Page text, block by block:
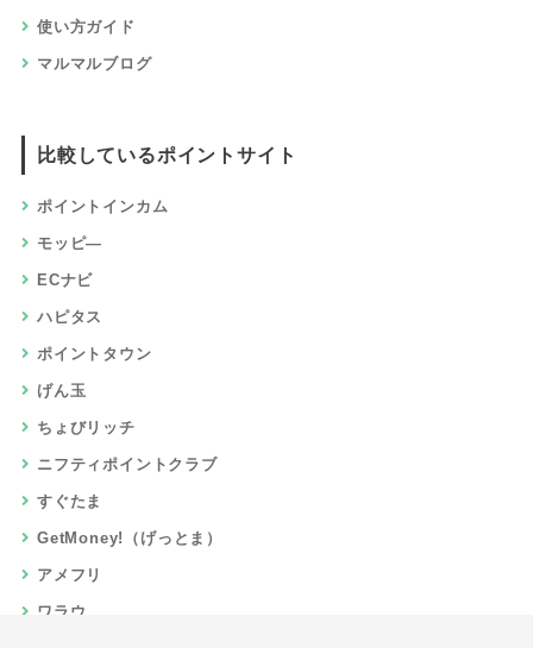
使い方ガイド
マルマルブログ
比較しているポイントサイト
ポイントインカム
モッピ―
ECナビ
ハピタス
ポイントタウン
げん玉
ちょびリッチ
ニフティポイントクラブ
すぐたま
GetMoney!（げっとま）
アメフリ
ワラウ